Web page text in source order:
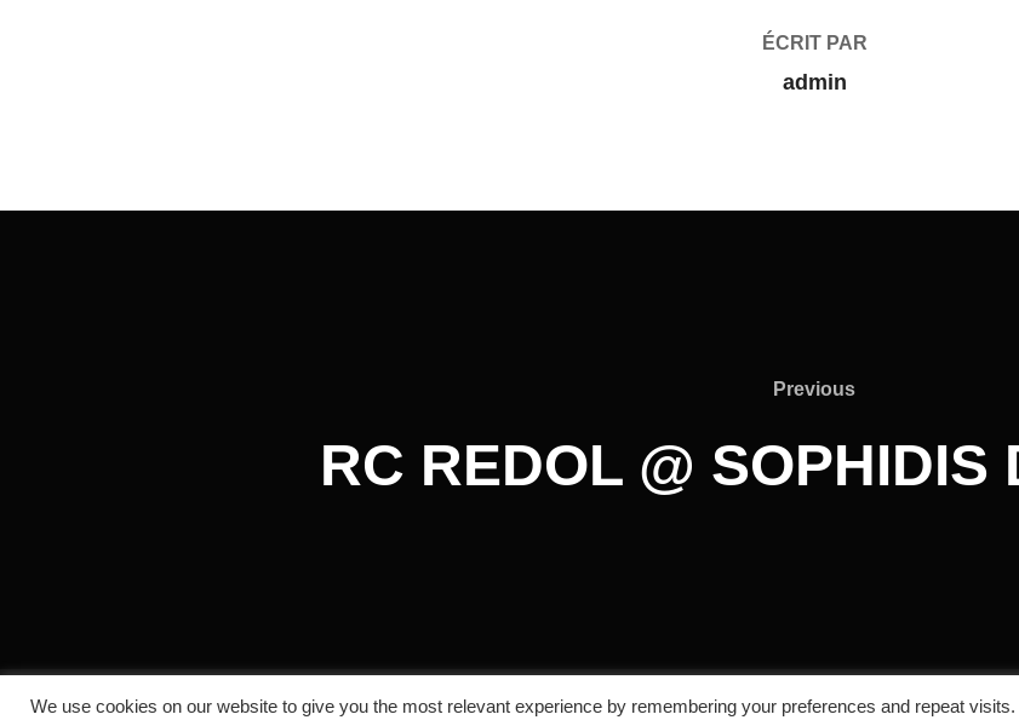
ÉCRIT PAR
admin
Previous
RC REDOL @ SOPHIDIS
Copyright © 2026 RC REDOL
We use cookies on our website to give you the most relevant experience by remembering your preferences and repeat